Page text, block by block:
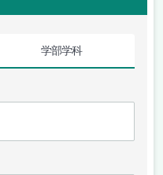
学部学科